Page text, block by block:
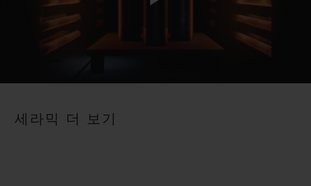
Play
세라믹 더 보기